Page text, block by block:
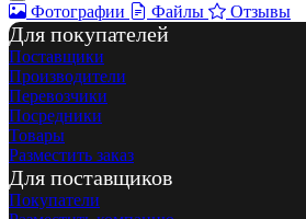
Фотографии Файлы Отзывы
Для покупателей
Поставщики
Производители
Перевозчики
Посредники
Товары
Разместить заказ
Для поставщиков
Покупатели